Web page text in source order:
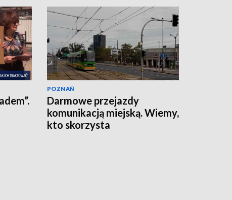
POZNAŃ
Darmowe przejazdy
komunikacją miejską. Wiemy,
kto skorzysta